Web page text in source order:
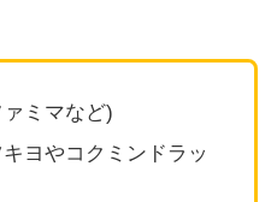
ミマなど)
ヨやコクミンドラッ